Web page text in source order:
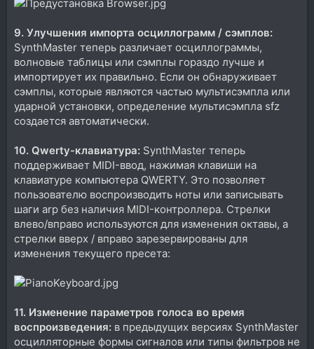
9. Улучшения импорта осциллограмм / сэмплов:
SynthMaster теперь различает осциллограммы,
волновые таблицы или сэмплы гораздо лучше и
импортирует их правильно. Если он обнаруживает
сэмплы, которые являются частью мультисэмпла или
ударной установки, определение мультисэмпла sfz
создается автоматически.
10. Qwerty-клавиатура: SynthMaster теперь
поддерживает MIDI-ввод, нажимая клавиши на
клавиатуре компьютера QWERTY. Это позволяет
пользователю воспроизводить ноты или записывать
шаги arp без наличия MIDI-контроллера. Стрелки
влево/вправо используются для изменения октавы, а
стрелки вверх / вправо зарезервированы для
изменения текущего пресета:
11. Изменение параметров голоса во время
воспроизведения: в предыдущих версиях SynthMaster
осцилляторные формы сигналов или типы фильтров не